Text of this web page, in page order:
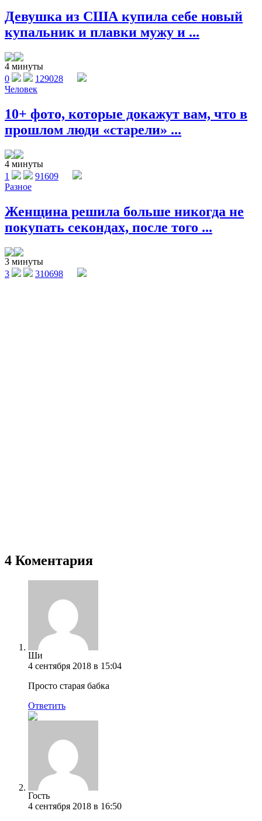
Девушка из США купила себе новый
купальник и плавки мужу и ...
4 минуты
0
129028
Человек
10+ фото, которые докажут вам, что в
прошлом люди «старели» ...
4 минуты
1
91609
Разное
Женщина решила больше никогда не
покупать секондах, после того ...
3 минуты
3
310698
4 Коментария
Ши
4 сентября 2018 в 15:04
Просто старая бабка
Ответить
Гость
4 сентября 2018 в 16:50